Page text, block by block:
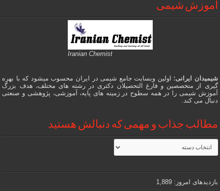
آموزش شیمی
Iranian Chemist
شیمیدان ایرانی؛ اولین وبسایت جامع شیمی در ایران محسوب میشود که با بهره
گیری از متخصصین و فارغ التحصیلان دکتری در رشته های مختلف، هدف بزرگ
آموزش شیمی را در همه سطوح در زمینه های پایه، آموزشی، پژوهشی و صنعتی
دنبال می کند.
مطالب جذاب و مهمی که دنبالش هستید
مطالب
جذاب
و
که
دنبالش
هستید
بازدیدهای امروز: 1,889